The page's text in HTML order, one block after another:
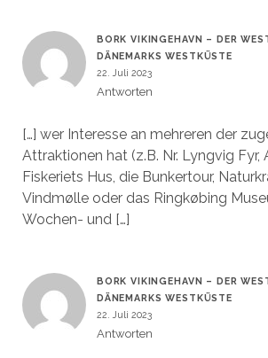
BORK VIKINGEHAVN – DER
DÄNEMARKS WESTKÜSTE
22. Juli 2023
Antworten
[…] wer Interesse an mehreren der
Attraktionen hat (z.B. Nr. Lyngvig Fyr,
Fiskeriets Hus, die Bunkertour,
Vindmølle oder das Ringkøbing
Wochen- und […]
BORK VIKINGEHAVN – DER
DÄNEMARKS WESTKÜSTE
22. Juli 2023
Antworten